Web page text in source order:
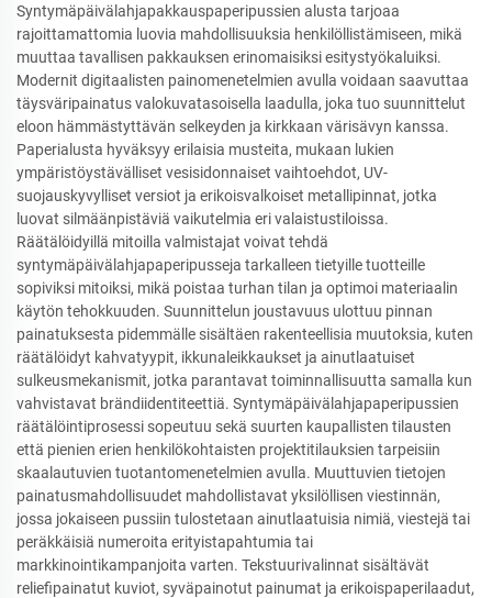
Syntymäpäivälahjapakkauspaperipussien alusta tarjoaa
rajoittamattomia luovia mahdollisuuksia henkilöllistämiseen, mikä
muuttaa tavallisen pakkauksen erinomaisiksi esitystyökaluiksi.
Modernit digitaalisten painomenetelmien avulla voidaan saavuttaa
täysväripainatus valokuvatasoisella laadulla, joka tuo suunnittelut
eloon hämmästyttävän selkeyden ja kirkkaan värisävyn kanssa.
Paperialusta hyväksyy erilaisia musteita, mukaan lukien
ympäristöystävälliset vesisidonnaiset vaihtoehdot, UV-
suojauskyvylliset versiot ja erikoisvalkoiset metallipinnat, jotka
luovat silmäänpistäviä vaikutelmia eri valaistustiloissa.
Räätälöidyillä mitoilla valmistajat voivat tehdä
syntymäpäivälahjapaperipusseja tarkalleen tietyille tuotteille
sopiviksi mitoiksi, mikä poistaa turhan tilan ja optimoi materiaalin
käytön tehokkuuden. Suunnittelun joustavuus ulottuu pinnan
painatuksesta pidemmälle sisältäen rakenteellisia muutoksia, kuten
räätälöidyt kahvatyypit, ikkunaleikkaukset ja ainutlaatuiset
sulkeusmekanismit, jotka parantavat toiminnallisuutta samalla kun
vahvistavat brändiidentiteettiä. Syntymäpäivälahjapaperipussien
räätälöintiprosessi sopeutuu sekä suurten kaupallisten tilausten
että pienien erien henkilökohtaisten projektitilauksien tarpeisiin
skaalautuvien tuotantomenetelmien avulla. Muuttuvien tietojen
painatusmahdollisuudet mahdollistavat yksilöllisen viestinnän,
jossa jokaiseen pussiin tulostetaan ainutlaatuisia nimiä, viestejä tai
peräkkäisiä numeroita erityistapahtumia tai
markkinointikampanjoita varten. Tekstuurivalinnat sisältävät
reliefipainatut kuviot, syväpainotut painumat ja erikoispaperilaadut,